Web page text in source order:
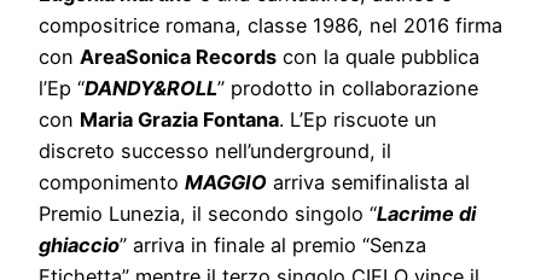
compositrice romana, classe 1986, nel 2016 firma
con AreaSonica Records con la quale pubblica
l’Ep “DANDY&ROLL” prodotto in collaborazione
con Maria Grazia Fontana. L’Ep riscuote un
discreto successo nell’underground, il
componimento MAGGIO arriva semifinalista al
Premio Lunezia, il secondo singolo “Lacrime di
ghiaccio” arriva in finale al premio “Senza